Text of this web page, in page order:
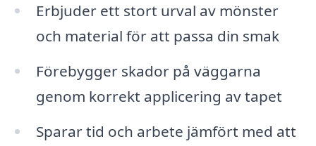
Erbjuder ett stort urval av mönster
och material för att passa din smak
Förebygger skador på väggarna
genom korrekt applicering av tapet
Sparar tid och arbete jämfört med att